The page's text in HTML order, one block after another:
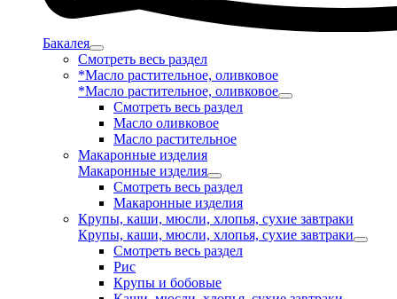
Бакалея
Смотреть весь раздел
*Масло растительное, оливковое
*Масло растительное, оливковое
Смотреть весь раздел
Масло оливковое
Масло растительное
Макаронные изделия
Макаронные изделия
Смотреть весь раздел
Макаронные изделия
Крупы, каши, мюсли, хлопья, сухие завтраки
Крупы, каши, мюсли, хлопья, сухие завтраки
Смотреть весь раздел
Рис
Крупы и бобовые